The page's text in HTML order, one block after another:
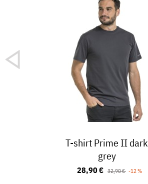
T-shirt Prime II dark
grey
28,90 € 32,90 € -12 %